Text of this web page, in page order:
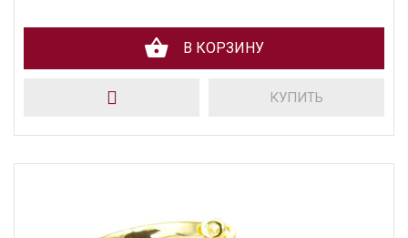
В КОРЗИНУ
КУПИТЬ